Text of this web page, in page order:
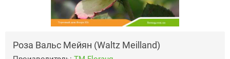
Роза Вальс Мейян (Waltz Meilland)